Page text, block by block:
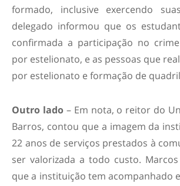
formado, inclusive exercendo
delegado informou que os
confirmada a participação no
por estelionato, e as pessoas que
por estelionato e formação de
Outro lado– Em nota, o reitor do
Barros, contou que a imagem da
22 anos de serviços prestados à
ser valorizada a todo custo.
que a instituição tem acompanhado